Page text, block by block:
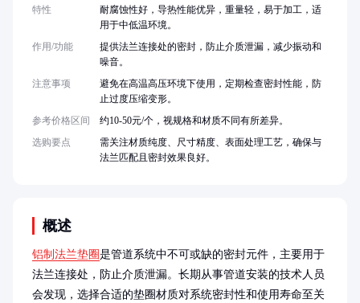
概述
铝制法兰垫圈是管道系统中不可或缺的密封元件，主要用于
法兰连接处，防止介质泄漏。长期从事管道安装的技术人员
会发现，选择合适的垫圈材质对系统密封性和使用寿命至关
特性
耐腐蚀性好，导热性能优异，重量轻，易于加工，适
用于中低温环境。
作用/功能
提供法兰连接处的密封，防止介质泄漏，减少振动和
噪音。
注意事项
避免在高温高压环境下使用，定期检查密封性能，防
止过度压缩变形。
参考价格区间
约10-50元/个，视规格和材质不同有所差异。
选购要点
需关注材质纯度、尺寸精度、表面处理工艺，确保与
法兰匹配且密封效果良好。